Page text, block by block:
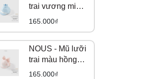
trai vương miện
màu xanh da
pom (S,M,L)
165.000₫
NOUS - Mũ lưỡi
trai màu hồng
đính nơ (S,M,L)
165.000₫